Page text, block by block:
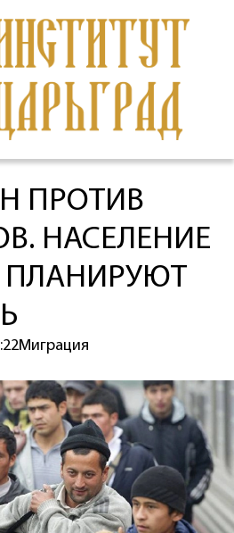
ПРОТИВ
НАСЕЛЕНИЕ
Миграция